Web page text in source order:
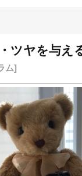
ツヤを与え
ム]